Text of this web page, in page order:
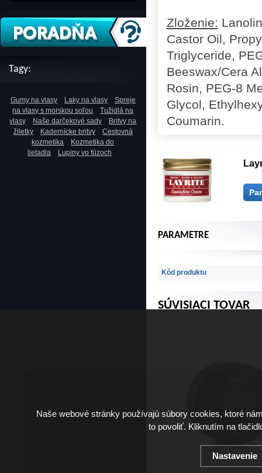
Tagy:
Gumy na vlasy Laky na vlasy
Spreje
na vlasy s morskou soľou
Tužidlá na
vlasy
Naše darčekové sady
Britvy na
žiletky
Kadernícke britvy
Cestovná
kozmetika
Kozmetika do
lietadla
Lupiny vo fúzoch
Zloženie:
Castor Oil,
Triglyceride,
Beeswax/Cera
Rosin, PEG-8
Glycol,
Coumarin.
PARAMETRE
Kód produktu
SÚVISIACI TOVAR
Naše webové stránky používajú súbory cookies, ktoré
to povoliť. Kliknutím na
Nastavenie